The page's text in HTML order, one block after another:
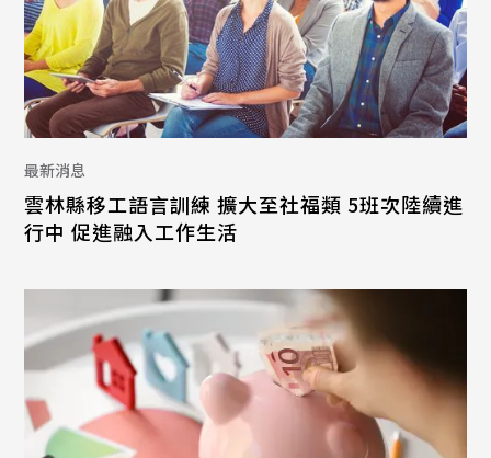
最新消息
雲林縣移工語言訓練 擴大至社福類 5班次陸續進
行中 促進融入工作生活